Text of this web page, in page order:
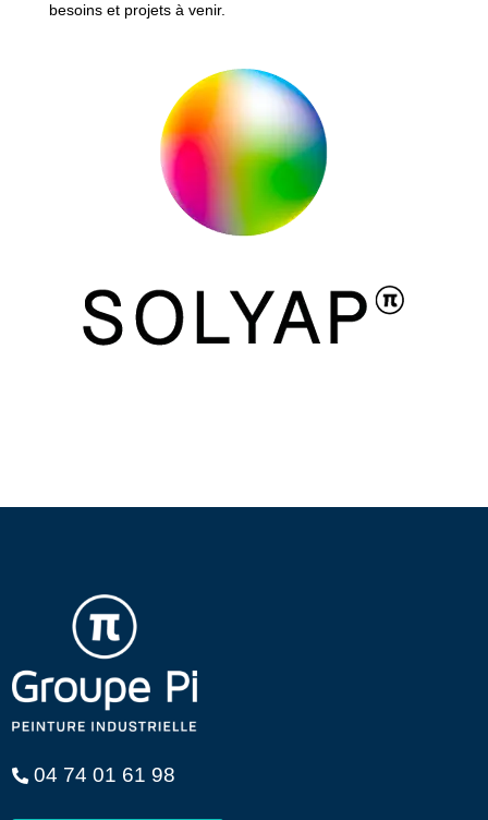
besoins et projets à venir.
04 74 01 61 98